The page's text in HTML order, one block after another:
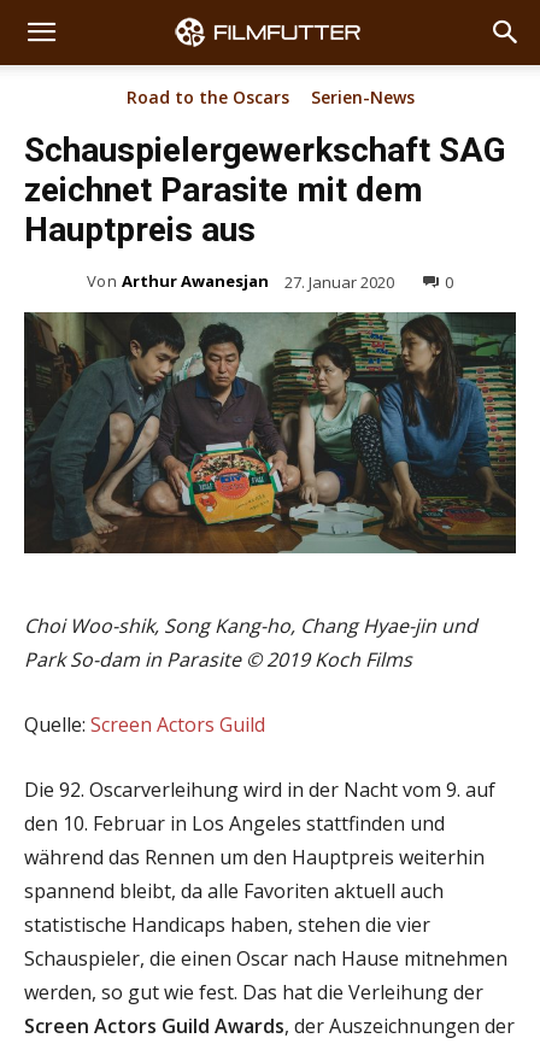
Road to the Oscars Serien-News
Schauspielergewerkschaft SAG
zeichnet Parasite mit dem
Hauptpreis aus
Von Arthur Awanesjan 27. Januar 2020 0
Choi Woo-shik, Song Kang-ho, Chang Hyae-jin und
Park So-dam in Parasite © 2019 Koch Films
Quelle: Screen Actors Guild
Die 92. Oscarverleihung wird in der Nacht vom 9. auf
den 10. Februar in Los Angeles stattfinden und
während das Rennen um den Hauptpreis weiterhin
spannend bleibt, da alle Favoriten aktuell auch
statistische Handicaps haben, stehen die vier
Schauspieler, die einen Oscar nach Hause mitnehmen
werden, so gut wie fest. Das hat die Verleihung der
Screen Actors Guild Awards, der Auszeichnungen der